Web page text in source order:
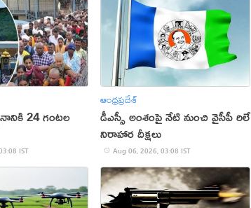
24 గంటల
IST
ఆంధ్రప్రదేశ్
డీఎస్సీ అంశంపై నేటి నుంచి వైసీపీ రిలే
నిరాహార దీక్షలు
Aug 06, 2026, 03:08 IST